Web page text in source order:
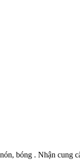
bóng . Nhận cung